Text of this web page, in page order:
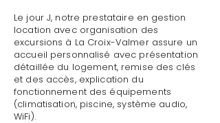
Le jour J, notre prestataire en gestion
location avec organisation des
excursions à La Croix-Valmer assure un
accueil personnalisé avec présentation
détaillée du logement, remise des clés
et des accès, explication du
fonctionnement des équipements
(climatisation, piscine, système audio,
WiFi).